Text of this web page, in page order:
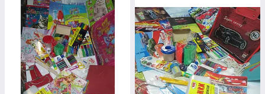
набори для хлопчика та для дівчинки відмінної якості від
відомих торгових марок, таких, як "Бумвест", "Бриск", "1
Вересня", "Лунапарк", "Гамма", "Тетрада"," Amos", "Marco",
"KUM", "Centropen".Ви можете замовити у нас на сайті набір
для першокласника як оптом, так і в роздріб з можливістю
заміни кількох позицій із комплекту.